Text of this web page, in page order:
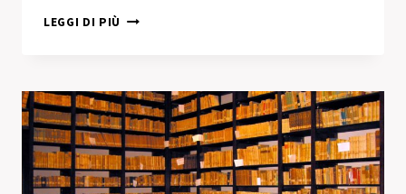
LEGGI DI PIÙ ACQUISTO